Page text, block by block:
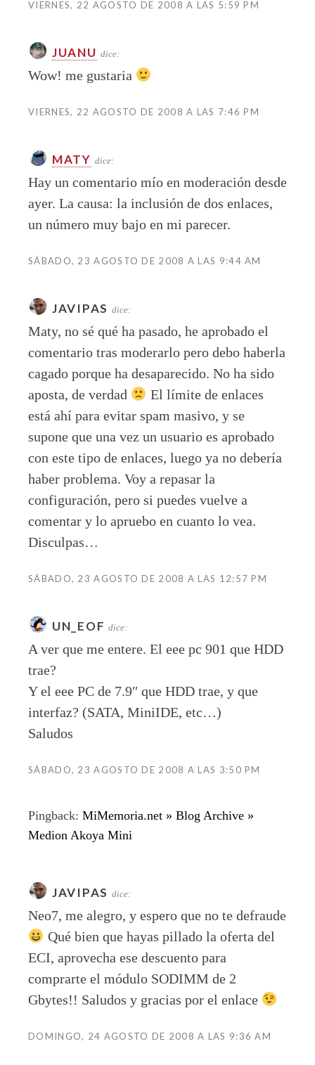
VIERNES, 22 AGOSTO DE 2008 A LAS 5:59 PM
JUANU dice:
Wow! me gustaria
VIERNES, 22 AGOSTO DE 2008 A LAS 7:46 PM
MATY dice:
Hay un comentario mío en moderación desde
ayer. La causa: la inclusión de dos enlaces,
un número muy bajo en mi parecer.
SÁBADO, 23 AGOSTO DE 2008 A LAS 9:44 AM
JAVIPAS dice:
Maty, no sé qué ha pasado, he aprobado el
comentario tras moderarlo pero debo haberla
cagado porque ha desaparecido. No ha sido
aposta, de verdad
El límite de enlaces
está ahí para evitar spam masivo, y se
supone que una vez un usuario es aprobado
con este tipo de enlaces, luego ya no debería
haber problema. Voy a repasar la
configuración, pero si puedes vuelve a
comentar y lo apruebo en cuanto lo vea.
Disculpas…
SÁBADO, 23 AGOSTO DE 2008 A LAS 12:57 PM
UN_EOF dice:
A ver que me entere. El eee pc 901 que HDD
trae?
Y el eee PC de 7.9″ que HDD trae, y que
interfaz? (SATA, MiniIDE, etc…)
Saludos
SÁBADO, 23 AGOSTO DE 2008 A LAS 3:50 PM
Pingback: MiMemoria.net » Blog Archive »
Medion Akoya Mini
JAVIPAS dice:
Neo7, me alegro, y espero que no te defraude
Qué bien que hayas pillado la oferta del
ECI, aprovecha ese descuento para
comprarte el módulo SODIMM de 2
Gbytes!! Saludos y gracias por el enlace
DOMINGO, 24 AGOSTO DE 2008 A LAS 9:36 AM